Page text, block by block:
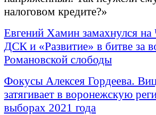
налоговом кредите?»
Евгений Хамин замахнулся
ДСК и «Развитие» в битве за
Романовской слободы
Фокусы Алексея Гордеева.
затягивает в воронежскую
выборах 2021 года